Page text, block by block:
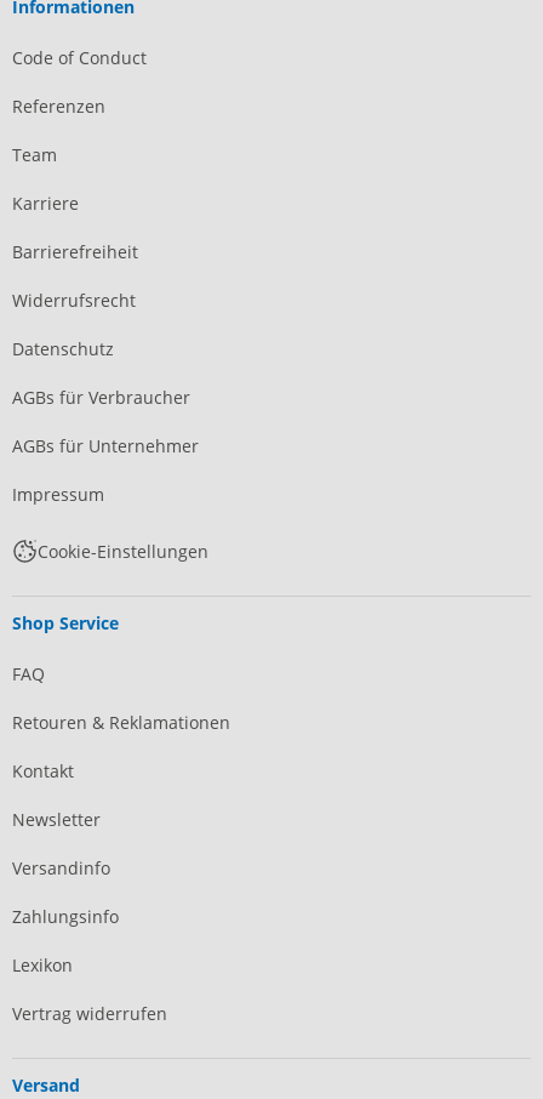
Informationen
Code of Conduct
Referenzen
Team
Karriere
Barrierefreiheit
Widerrufsrecht
Datenschutz
AGBs für Verbraucher
AGBs für Unternehmer
Impressum
Cookie-Einstellungen
Shop Service
FAQ
Retouren & Reklamationen
Kontakt
Newsletter
Versandinfo
Zahlungsinfo
Lexikon
Vertrag widerrufen
Versand